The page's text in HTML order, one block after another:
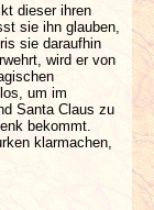
dieser ihren
sie ihn glauben,
sie daraufhin
wird er von
um im
Santa Claus zu
bekommt.
klarmachen,